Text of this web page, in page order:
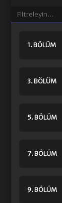
1. BÖLÜM
3. BÖLÜM
5. BÖLÜM
7. BÖLÜM
9. BÖLÜM